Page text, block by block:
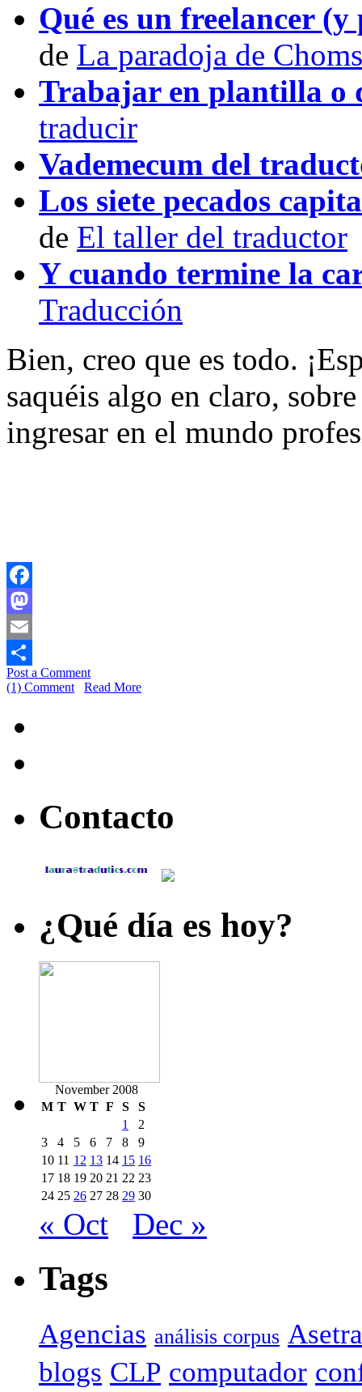
Qué es un freelancer
de La paradoja de
Trabajar en plantilla o
traducir
Vademecum del
Los siete pecados
de El taller del traductor
Y cuando termine la
Traducción
Bien, creo que es todo.
saquéis algo en claro,
ingresar en el mundo
Facebook
Mastodon
Email
Share
Post a Comment
(1) Comment
Read More
Contacto
¿Qué día es hoy?
November 2008
M T W T F S
S
1
2
3
4 5 6 7 8
9
10 11 12 13 14 15 16
17 18 19 20 21 22 23
24 25 26 27 28 29 30
« Oct Dec »
Tags
Agencias análisis corpus
blogs CLP computador